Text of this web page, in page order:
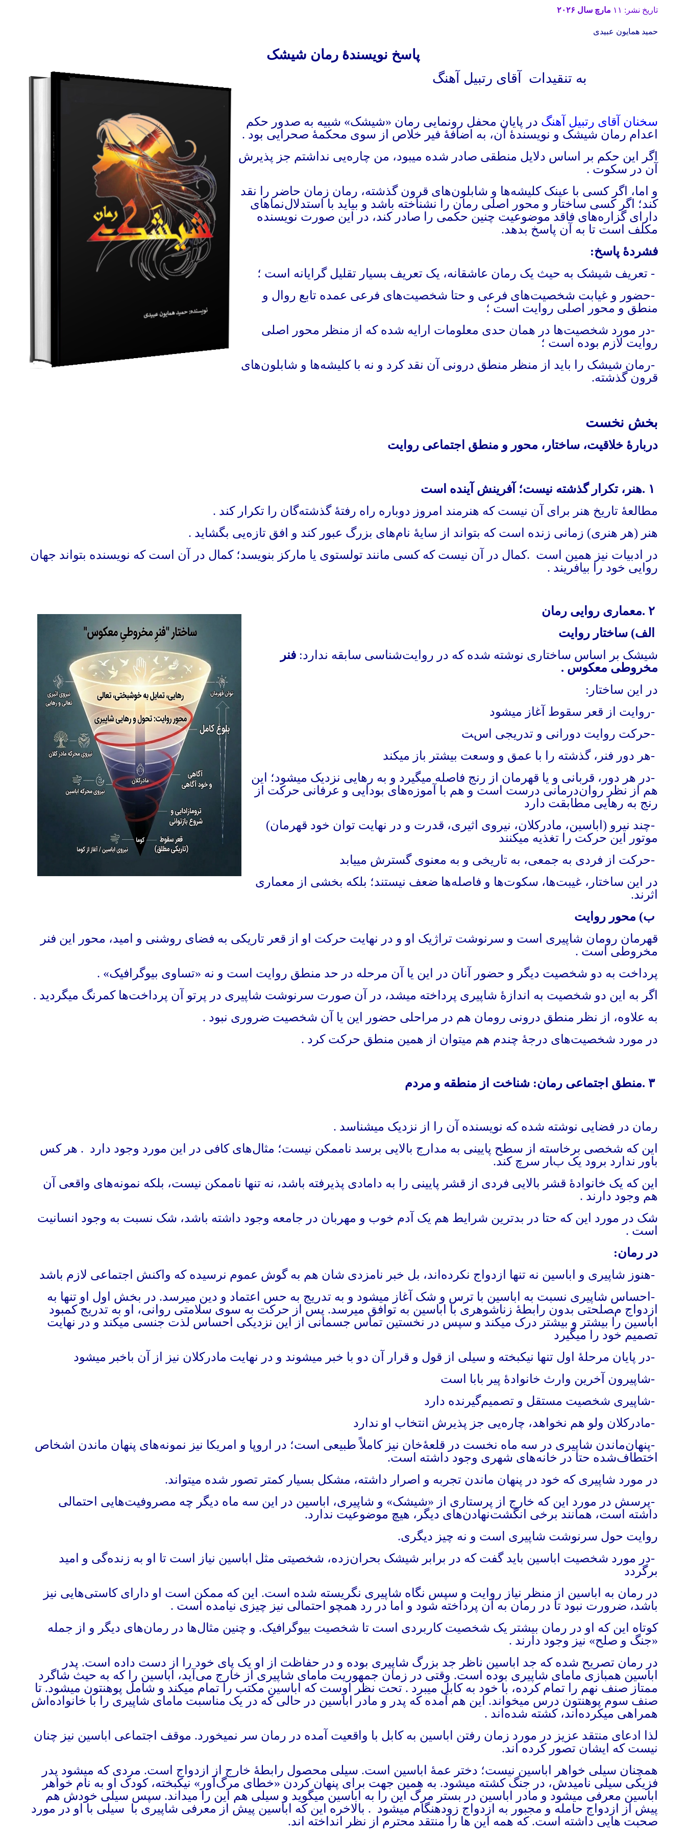
تاریخ نشر: ۱۱ مارچ سال ۲۰۲۶
حمید همایون عبیدی
پاسخ نویسندهٔرمان شیشک
به تنقیدات
آقای رتبیل آهنگ
سخنان آقای رتبیل آهنگ در پایان محفل رونمایی رمان «شیشک» شبیه ‌به صدور حکم
اعدام رمان شیشک و نویسندهٔ‌ آن، به اضافهٔ فیر خلاص از سوی محکمهٔ‌ صحرایی بود .
اگر این حکم بر اساس دلایل منطقی صادر شده میبود،‌ من چاره‌یی نداشتم جز پذیرش
آن در سکوت .
و اما،‌ اگر کسی با عینک کلیشه‌ها و شابلون‌های قرون گذشته، رمان زمان حاضر را نقد
کند؛ اگر کسی ساختار و محور اصلی رمان را نشناخته باشد و بیاید با استدلال‌نماهای
دارای گزاره‌های فاقد موضوعیت چنین حکمی را صادر کند، در این صورت نویسنده
مکلف است تا به آن پاسخ بدهد.
فشردهٔ‌ پاسخ:
- تعریف شیشک به حیث یک رمان عاشقانه، ‌یک تعریف بسیار تقلیل گرایانه است ؛
-حضور و غیابت شخصیت‌های فرعی و حتا شخصیت‌های فرعی عمده تابع روال و
منطق و محور اصلی روایت است ؛
-در مورد شخصیت‌ها در همان حدی معلومات ارایه شده که از منظر محور اصلی
روایت لازم بوده است ؛
-رمان شیشک را باید از منظر منطق درونی آن نقد کرد و نه با کلیشه‌ها و شابلون‌های
قرون گذشته.
بخش نخست
دربارهٔ خلاقیت، ساختار، محور و منطق اجتماعی روایت
۱ .هنر، تکرار گذشته نیست؛ آفرینش آینده است
مطالعهٔ تاریخ هنر برای آن نیست که هنرمند امروز دوباره راه رفتهٔ گذشته‌گان را تکرار کند .
هنر (هر هنری) زمانی زنده است که بتواند از سایهٔ نام‌های بزرگ عبور کند و افق تازه‌یی بگشاید .
در ادبیات نیز همین است .کمال در آن نیست که کسی مانند تولستوی یا مارکز بنویسد؛ کمال در آن است که نویسنده بتواند جهان
روایی خود را بیافریند .
۲ .معماری روایی رمان
الف) ساختار روایت
شیشک بر اساس ساختاری نوشته شده که در روایت‌شناسی سابقه ندارد: فنر
مخروطی معکوس .
در این ساختار :
-روایت از قعر سقوط آغاز میشود
-حرکت روایت دورانی و تدریجی است
-هر دور فنر، گذشته را با عمق و وسعت بیشتر باز میکند
-در هر دور، قربانی و یا قهرمان از رنج فاصله میگیرد و به رهایی نزدیک میشود؛ این
هم از نظر روان‌درمانی درست است و هم با آموزه‌های بودایی و عرفانی حرکت از
رنج به رهایی مطابقت دارد
-چند نیرو (اباسین، مادرکلان، نیروی اثیری،‌ قدرت و در نهایت توان خود قهرمان)
موتور این حرکت را تغذیه میکنند
-حرکت از فردی به جمعی، به تاریخی و به معنوی گسترش مییابد
در این ساختار، غیبت‌ها، سکوت‌ها و فاصله‌ها ضعف نیستند؛ بلکه بخشی از معماری
اثرند.
ب) محور روایت
قهرمان رومان شاپیری است و سرنوشت تراژیک او و در نهایت حرکت او از قعر تاریکی به فضای روشنی و امید، محور این فنر
مخروطی است .
پرداخت به دو شخصیت دیگر و حضور آنان در این یا آن مرحله در حد منطق روایت است و نه «تساوی بیوگرافیک» .
اگر به این دو شخصیت به اندازهٔ‌ شاپیری پرداخته میشد، در آن صورت سرنوشت شاپیری در پرتو آن پرداخت‌ها کمرنگ میگردید .
به علاوه، از نظر منطق درونی رومان هم در مراحلی حضور این یا آن شخصیت ضروری نبود .
در مورد شخصیت‌های درجهٔ چندم هم میتوان از همین منطق حرکت کرد .
۳ .منطق اجتماعی رمان: شناخت از منطقه و مردم
رمان در فضایی نوشته شده که نویسنده آن را از نزدیک میشناسد .
این که شخصی برخاسته از سطح پایینی به مدارج بالایی برسد ناممکن نیست؛ مثال‌های کافی در این مورد وجود دارد . هر کس
باور ندارد برود یک بار سرچ کند.
این که یک خانوادهٔ قشر بالایی فردی از قشر پایینی را به دامادی پذیرفته باشد، نه تنها ناممکن نیست، بلکه نمونه‌های واقعی آن
هم وجود دارند .
شک در مورد این که حتا در بدترین شرایط هم یک آدم خوب و مهربان در جامعه وجود داشته باشد، شک نسبت به وجود انسانیت
است .
در رمان:
-هنوز شاپیری و اباسین نه تنها ازدواج نکرده‌اند، بل خبر نامزدی شان هم به گوش عموم نرسیده که واکنش اجتماعی لازم باشد
- احساس شاپیری نسبت به اباسین با ترس و شک آغاز میشود و به تدریج به حس اعتماد و دین میرسد. در بخش اول او تنها به
ازدواج مصلحتی بدون رابطهٔ زناشوهری با اباسین به توافق میرسد. پس از حرکت به سوی سلامتی روانی، او به تدریج کمبود
اباسین را بیشتر و بیشتر درک میکند و سپس در نخستین تماس جسمانی از این نزدیکی احساس لذت جنسی میکند و در نهایت
تصمیم خود را میگیرد
-در پایان مرحلهٔ اول تنها نیکبخته و سیلی از قول و قرار آن دو با خبر میشوند و در نهایت مادرکلان نیز از آن باخبر میشود
-شاپیرون آخرین وارث خانوادهٔ پیر بابا است
-شاپیری شخصیت مستقل و تصمیم‌گیرنده دارد
-مادرکلان ولو هم نخواهد، چاره‌یی جز پذیرش انتخاب او ندارد
-پنهان‌ماندن شاپیری در سه ماه نخست در قلعهٔ‌خان نیز کاملاً طبیعی است؛ در اروپا و امریکا نیز نمونه‌های پنهان ماندن اشخاص
اختطاف‌شده حتا در خانه‌های شهری وجود داشته است.
در مورد شاپیری که خود در پنهان ماندن تجربه و اصرار داشته، مشکل بسیار کمتر تصور شده میتواند.
-پرسش در مورد این که خارج از پرستاری از «شیشک» و شاپیری،‌ اباسین در این سه ماه دیگر چه مصروفیت‌هایی احتمالی
داشته است، همانند برخی انگشت‌نهادن‌های دیگر، هیچ موضوعیت ندارد.
روایت حول سرنوشت شاپیری است و نه چیز دیگری.
-در مورد شخصیت اباسین باید گفت که در برابر شیشک بحران‌زده، شخصیتی مثل اباسین نیاز است تا او به زنده‌گی و امید
برگردد
در رمان به اباسین از منظر نیاز روایت و سپس نگاه شاپیری نگریسته شده است. این که ممکن است او دارای کاستی‌هایی نیز
باشد، ضرورت نبود تا در رمان به آن پرداخته شود و اما در رد همچو احتمالی نیز چیزی نیامده است .
کوتاه این که او در رمان بیشتر یک شخصیت کاربردی است تا شخصیت بیوگرافیک. و چنین مثال‌ها در رمان‌های دیگر و از جمله
«جنگ و صلح» نیز وجود دارند .
در رمان تصریح شده که جد اباسین ناظر جد بزرگ شاپیری بوده و در حفاظت از او یک پای خود را از دست داده است. پدر
اباسین همبازی مامای شاپیری بوده است. وقتی در زمان جمهوریت مامای شاپیری از خارج می‌آید، اباسین را که به حیث شاگرد
ممتاز صنف نهم را تمام کرده، با خود به کابل میبرد . تحت نظر اوست که اباسین مکتب را تمام میکند و شامل پوهنتون میشود. تا
صنف سوم پوهنتون درس میخواند. این هم آمده که پدر و مادر اباسین در حالی که در یک مناسبت مامای شاپیری را با خانواده‌اش
همراهی میکرده‌اند، کشته شده‌اند .
لذا ادعای منتقد عزیز در مورد زمان رفتن اباسین به کابل با واقعیت آمده در رمان سر نمیخورد. موقف اجتماعی اباسین نیز چنان
نیست که ایشان تصور کرده اند.
همچنان سیلی خواهر اباسین نیست؛ دختر عمهٔ اباسین است. سیلی محصول رابطهٔ خارج از ازدواج است. مردی که میشود پدر
فزیکی سیلی نامیدش، در جنگ کشته میشود. به همین جهت برای پنهان کردن «خطای مرگ‌آور» نیکبخته، کودک او به نام خواهر
اباسین معرفی میشود و مادر اباسین در بستر مرگ این را به اباسین میگوید و سیلی هم این را میداند. سپس سیلی خودش هم
پیش از ازدواج حامله و مجبور به ازدواج زودهنگام میشود . بالاخره این که اباسین پیش از معرفی شاپیری با سیلی با او در مورد
صحبت هایی داشته است. که همه این ها را منتقد محترم از نظر انداخته اند.